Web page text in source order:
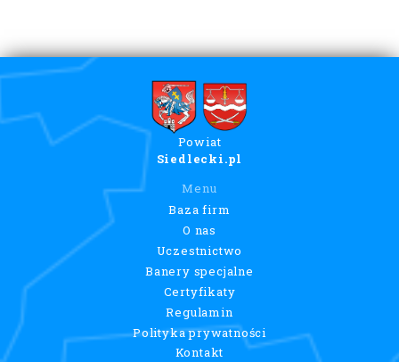
Powiat
Siedlecki.pl
Menu
Baza firm
O nas
Uczestnictwo
Banery specjalne
Certyfikaty
Regulamin
Polityka prywatności
Kontakt